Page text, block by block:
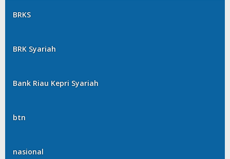
BRKS
BRK Syariah
Bank Riau Kepri Syariah
btn
nasional